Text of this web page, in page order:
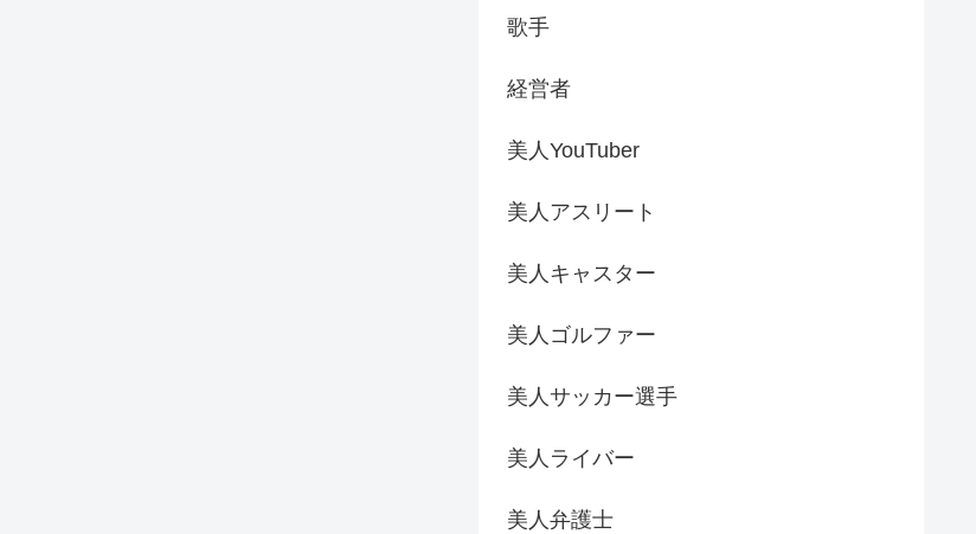
歌手
経営者
美人YouTuber
美人アスリート
美人キャスター
美人ゴルファー
美人サッカー選手
美人ライバー
美人弁護士